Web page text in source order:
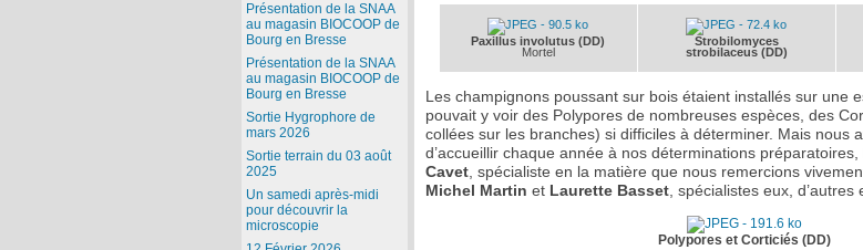
Paxillus involutus (DD)
Mortel
Strobilomyces
strobilaceus (DD)
Les champignons poussant sur bois étaient installés sur une
pouvait y voir des Polypores de nombreuses espèces, des
collées sur les branches) si difficiles à déterminer. Mais nous
d’accueillir chaque année à nos déterminations
Cavet, spécialiste en la matière que nous remercions
Michel Martin et Laurette Basset, spécialistes eux, d’autres
Polypores et Corticiés (DD)
Présentation de la SNAA
au magasin BIOCOOP de
Bourg en Bresse
Présentation de la SNAA
au magasin BIOCOOP de
Bourg en Bresse
Sortie Hygrophore de
mars 2026
Sortie terrain du 03 août
2025
Un samedi après-midi
pour découvrir la
microscopie